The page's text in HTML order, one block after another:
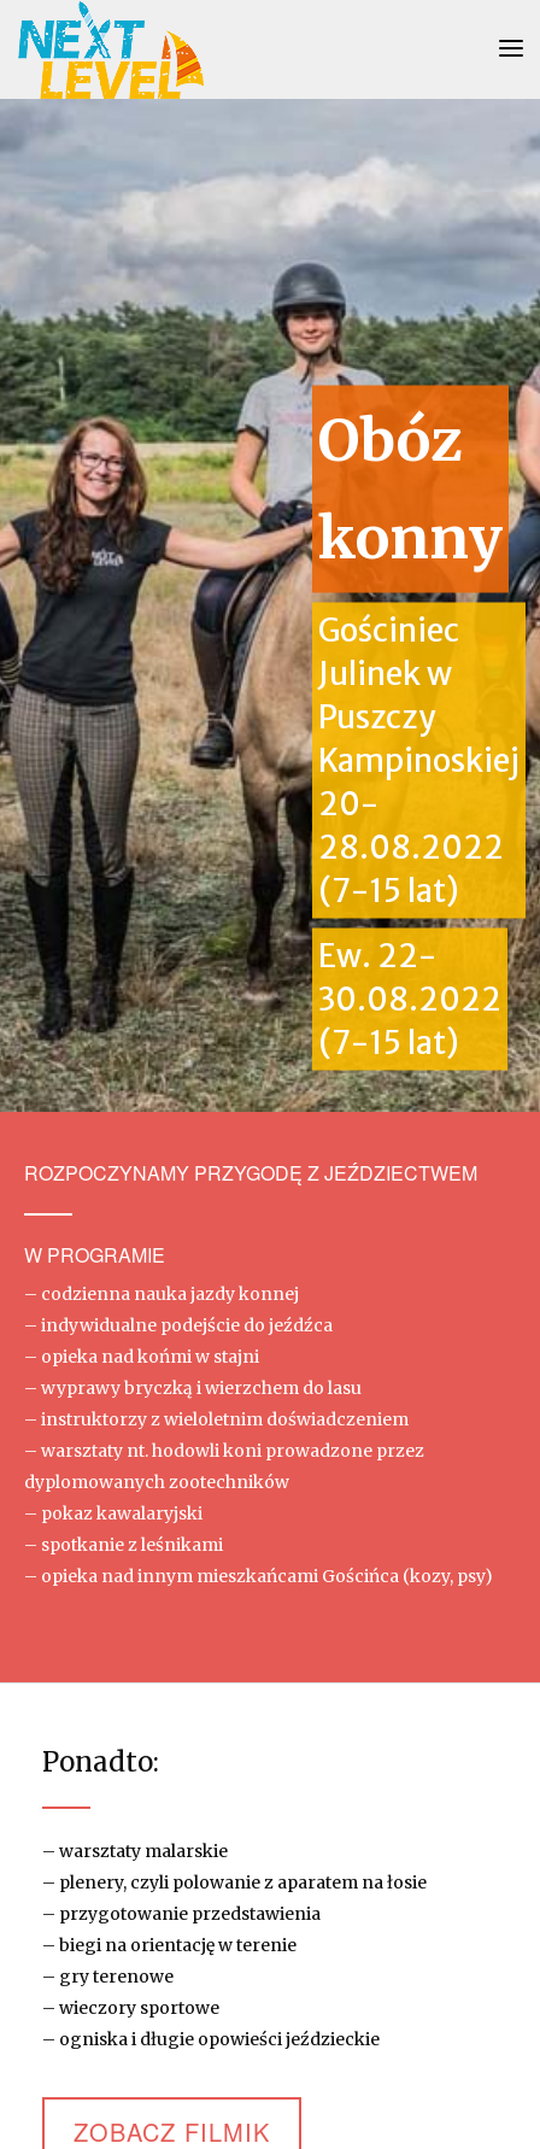
Obóz
konny
Gościniec
Julinek w
Puszczy
Kampinoskiej
20-
28.08.2022
(7-15 lat)
Ew. 22-
30.08.2022
(7-15 lat)
ROZPOCZYNAMY PRZYGODĘ Z JEŹDZIECTWEM
W PROGRAMIE
– codzienna nauka jazdy konnej
– indywidualne podejście do jeźdźca
– opieka nad końmi w stajni
– wyprawy bryczką i wierzchem do lasu
– instruktorzy z wieloletnim doświadczeniem
– warsztaty nt. hodowli koni prowadzone przez
dyplomowanych zootechników
– pokaz kawalaryjski
– spotkanie z leśnikami
– opieka nad innym mieszkańcami Gościńca (kozy, psy)
Ponadto:
– warsztaty malarskie
– plenery, czyli polowanie z aparatem na łosie
– przygotowanie przedstawienia
– biegi na orientację w terenie
– gry terenowe
– wieczory sportowe
– ogniska i długie opowieści jeździeckie
ZOBACZ FILMIK